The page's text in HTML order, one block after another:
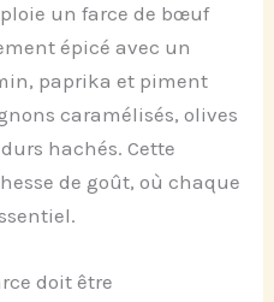
un farce de bœuf
épicé avec un
paprika et piment
caramélisés, olives
hachés. Cette
de goût, où chaque
doit être